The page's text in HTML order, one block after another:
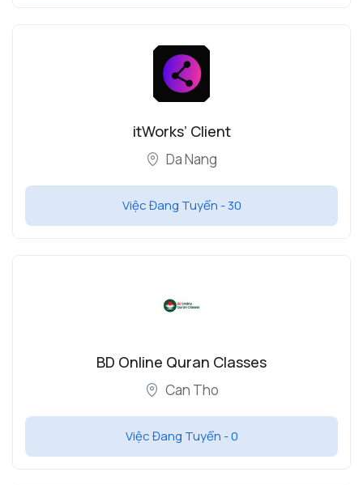
itWorks’ Client
Da Nang
Việc Đang Tuyển -30
BD Online Quran Classes
Can Tho
Việc Đang Tuyển -0